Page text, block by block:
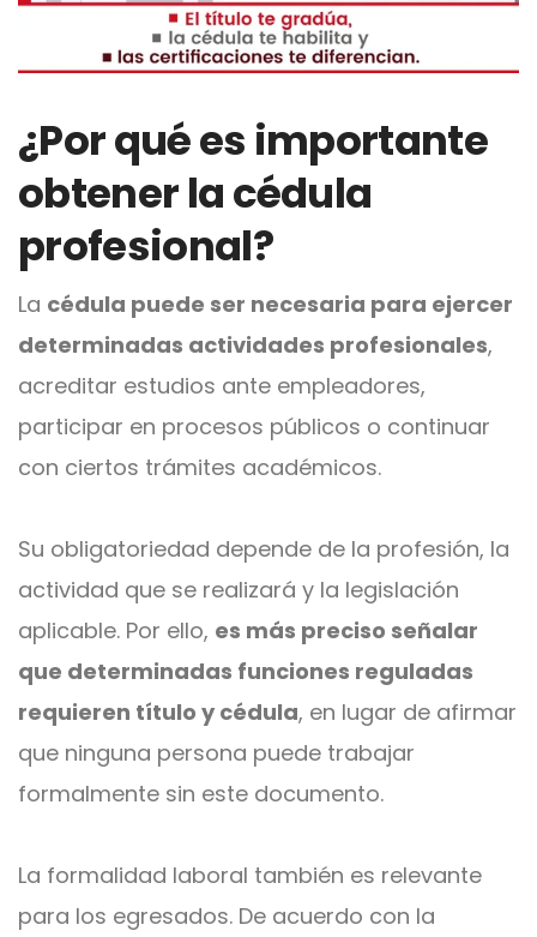
¿Por qué es importante
obtener la cédula
profesional?
La cédula puede ser necesaria para ejercer
determinadas actividades profesionales,
acreditar estudios ante empleadores,
participar en procesos públicos o continuar
con ciertos trámites académicos.
Su obligatoriedad depende de la profesión, la
actividad que se realizará y la legislación
aplicable. Por ello, es más preciso señalar
que determinadas funciones reguladas
requieren título y cédula, en lugar de afirmar
que ninguna persona puede trabajar
formalmente sin este documento.
La formalidad laboral también es relevante
para los egresados. De acuerdo con la